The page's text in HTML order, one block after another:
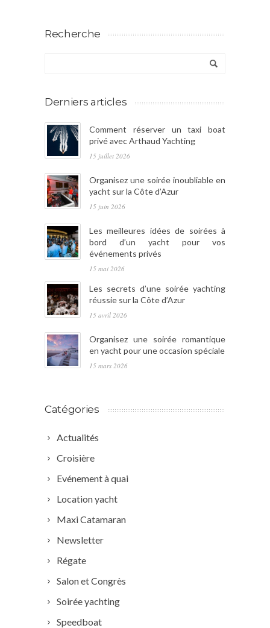
Recherche
Derniers articles
Comment réserver un taxi boat
privé avec Arthaud Yachting
15 juillet 2026
Organisez une soirée inoubliable en
yacht sur la Côte d’Azur
15 juin 2026
Les meilleures idées de soirées à
bord d’un yacht pour vos
événements privés
15 mai 2026
Les secrets d’une soirée yachting
réussie sur la Côte d’Azur
15 avril 2026
Organisez une soirée romantique
en yacht pour une occasion spéciale
15 mars 2026
Catégories
Actualités
Croisière
Evénement à quai
Location yacht
Maxi Catamaran
Newsletter
Régate
Salon et Congrès
Soirée yachting
Speedboat